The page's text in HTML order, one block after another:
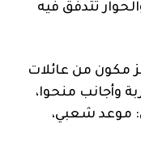
تتدفق فيه
مكون من عائلات
وأجانب منحوا،
موعد شعبي،